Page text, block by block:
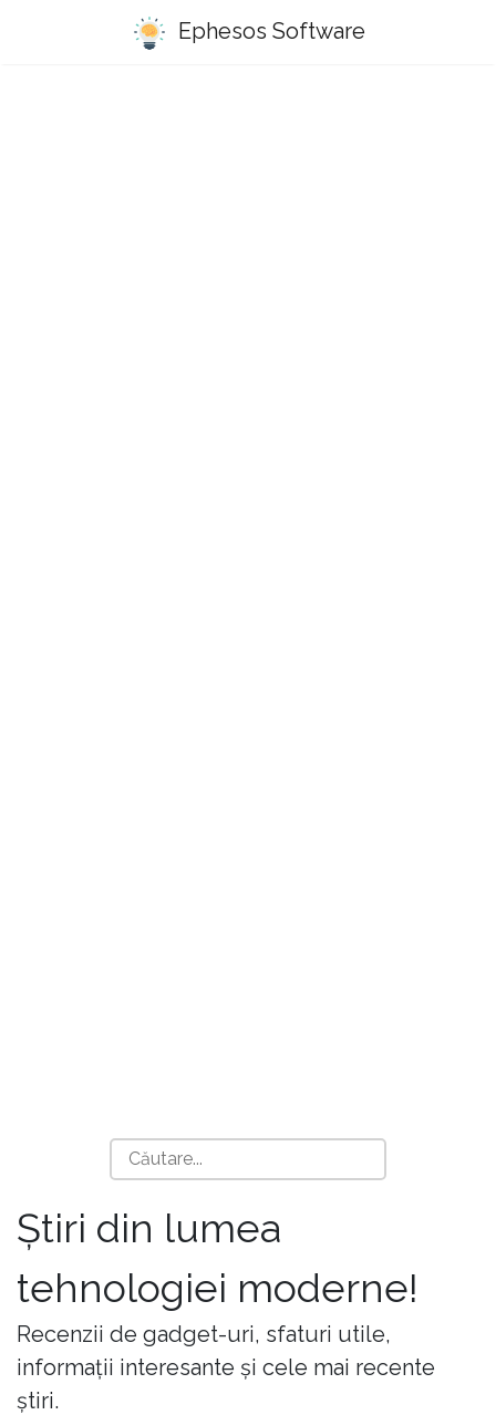
Ephesos Software
Știri din lumea
tehnologiei moderne!
Recenzii de gadget-uri, sfaturi utile,
informații interesante și cele mai recente
știri.